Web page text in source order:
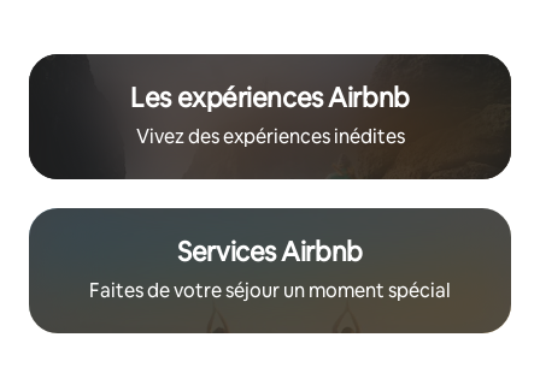
Les expériences Airbnb
Vivez des expériences inédites
Services Airbnb
Faites de votre séjour un moment spécial